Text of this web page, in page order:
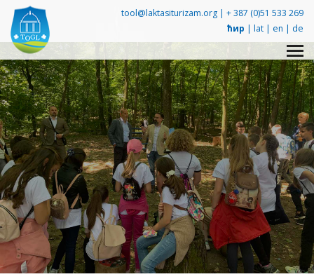
tool@laktasiturizam.org | + 387 (0)51 533 269
ћир | lat | en | de